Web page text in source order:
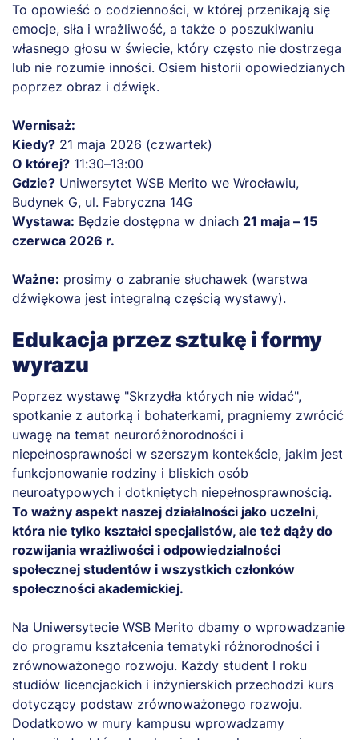
To opowieść o codzienności, w której przenikają się
emocje, siła i wrażliwość, a także o poszukiwaniu
własnego głosu w świecie, który często nie dostrzega
lub nie rozumie inności. Osiem historii opowiedzianych
poprzez obraz i dźwięk.
Wernisaż:
Kiedy? 21 maja 2026 (czwartek)
O której? 11:30–13:00
Gdzie? Uniwersytet WSB Merito we Wrocławiu,
Budynek G, ul. Fabryczna 14G
Wystawa: Będzie dostępna w dniach 21 maja – 15
czerwca 2026 r.
Ważne: prosimy o zabranie słuchawek (warstwa
dźwiękowa jest integralną częścią wystawy).
Edukacja przez sztukę i formy
wyrazu
Poprzez wystawę "Skrzydła których nie widać",
spotkanie z autorką i bohaterkami, pragniemy zwrócić
uwagę na temat neuroróżnorodności i
niepełnosprawności w szerszym kontekście, jakim jest
funkcjonowanie rodziny i bliskich osób
neuroatypowych i dotkniętych niepełnosprawnością.
To ważny aspekt naszej działalności jako uczelni,
która nie tylko kształci specjalistów, ale też dąży do
rozwijania wrażliwości i odpowiedzialności
społecznej studentów i wszystkich członków
społeczności akademickiej.
Na Uniwersytecie WSB Merito dbamy o wprowadzanie
do programu kształcenia tematyki różnorodności i
zrównoważonego rozwoju. Każdy student I roku
studiów licencjackich i inżynierskich przechodzi kurs
dotyczący podstaw zrównoważonego rozwoju.
Dodatkowo w mury kampusu wprowadzamy